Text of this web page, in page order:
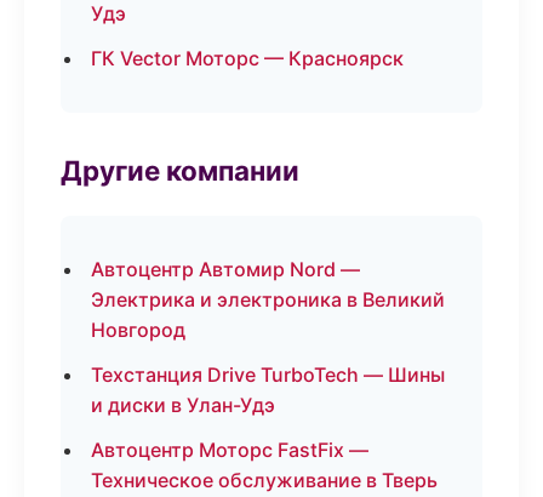
Удэ
ГК Vector Моторс — Красноярск
Другие компании
Автоцентр Автомир Nord —
Электрика и электроника в Великий
Новгород
Техстанция Drive TurboTech — Шины
и диски в Улан-Удэ
Автоцентр Моторс FastFix —
Техническое обслуживание в Тверь